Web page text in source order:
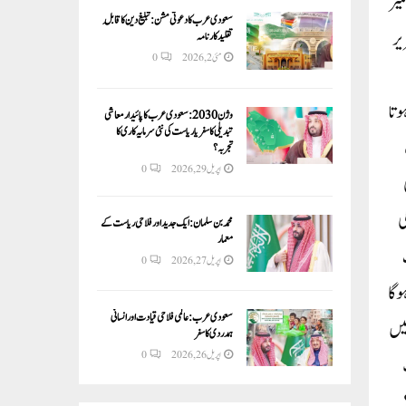
بجے تک
سعودی عرب کا دعوتی مشن: تبلیغ دین کا قابلِ
تقلید کارنامہ
مئی 2, 2026 0
وژن 2030:سعودی عرب کا پائیدار معاشی
تبدیلی کا سفر یا ریاست کی نئی سرمایہ کاری کا
تجربہ؟
اپریل 29, 2026 0
محمد بن سلمان: ایک جدید اور فلاحی ریاست کے
معمار
اپریل 27, 2026 0
سعودی عرب: عالمی فلاحی قیادت اور انسانی
ہمدردی کا سفر
اپریل 26, 2026 0